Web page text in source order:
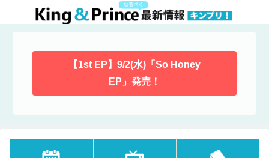
【1st EP】9/2(水)「So Honey
EP」発売！